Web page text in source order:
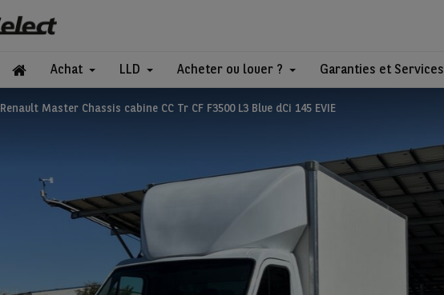
Achat LLD Acheter ou louer ? Garanties et Services
Renault Master Chassis cabine CC Tr CF F3500 L3 Blue dCi 145 EVIE